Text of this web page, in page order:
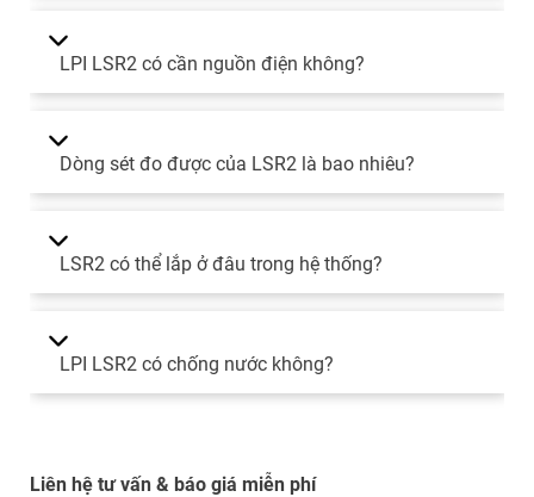
LPI LSR2 có cần nguồn điện không?
Dòng sét đo được của LSR2 là bao nhiêu?
LSR2 có thể lắp ở đâu trong hệ thống?
LPI LSR2 có chống nước không?
Liên hệ tư vấn & báo giá miễn phí